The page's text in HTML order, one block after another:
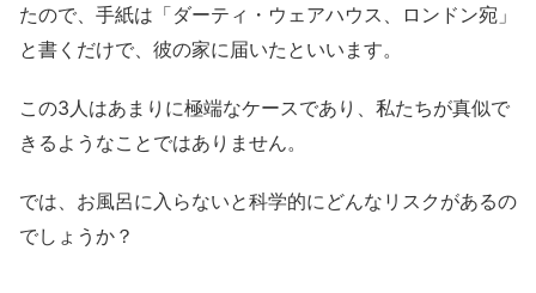
たので、手紙は「ダーティ・ウェアハウス、ロンドン宛」
と書くだけで、彼の家に届いたといいます。
この3人はあまりに極端なケースであり、私たちが真似で
きるようなことではありません。
では、お風呂に入らないと科学的にどんなリスクがあるの
でしょうか？